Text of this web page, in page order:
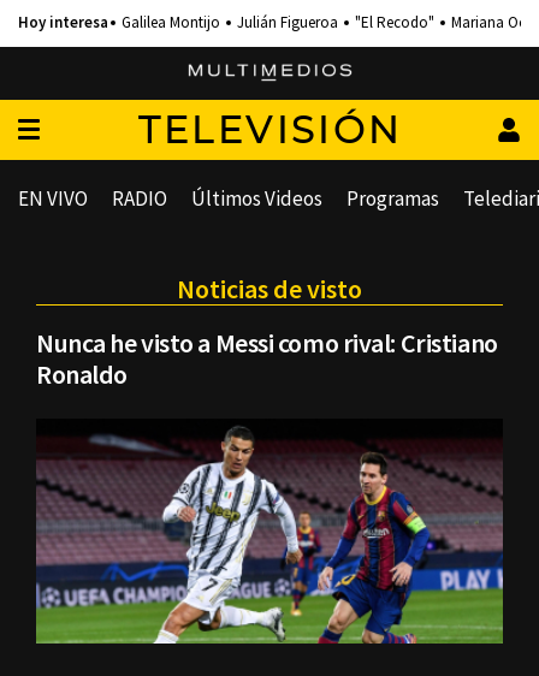
Galilea Montijo Julián Figueroa "El Recodo" Mariana
TELEVISIÓN
EN VIVO RADIO Últimos Videos Programas
Noticias de visto
Nunca he visto a Messi como rival: Cristiano
Ronaldo